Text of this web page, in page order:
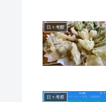
日々考察
日々考察